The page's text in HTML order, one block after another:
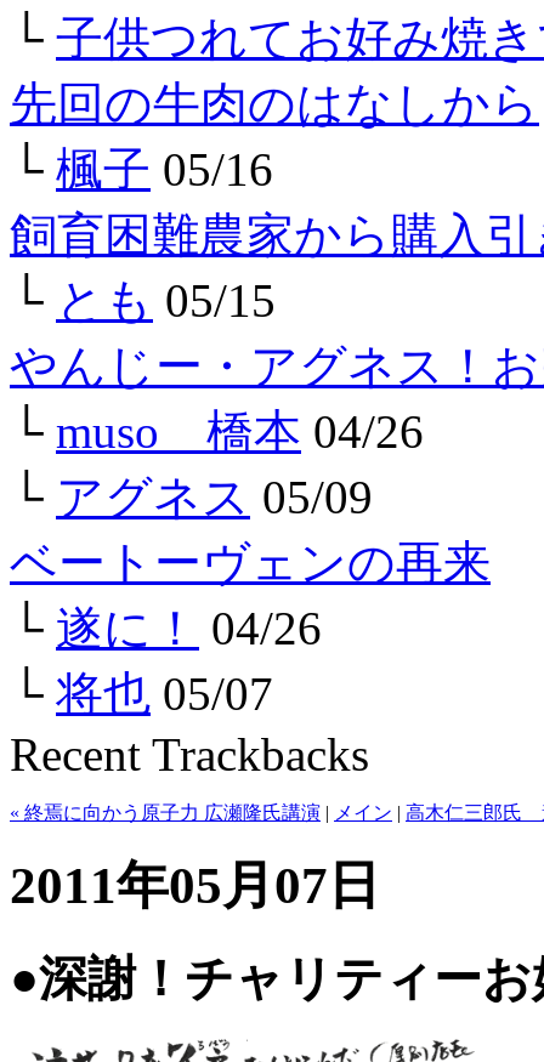
└ 子供つれてお好み焼
先回の牛肉のはなしから
└ 楓子 05/16
飼育困難農家から購入
└ とも 05/15
やんじー・アグネス！
└ muso 橋本 04/26
└ アグネス 05/09
ベートーヴェンの再来
└ 遂に！
04/26
└ 将也 05/07
Recent Trackbacks
« 終焉に向かう原子力 広瀬隆氏講演 | メイン | 高木仁三郎氏
2011年05月07日
●深謝！チャリティー